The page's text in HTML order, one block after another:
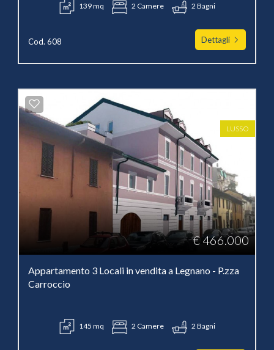
139 mq 2 Camere 2 Bagni
Cod. 608 Dettagli
LUSSO
€ 466.000
Appartamento 3 Locali in vendita a Legnano - P.zza
Carroccio
145 mq 2 Camere 2 Bagni